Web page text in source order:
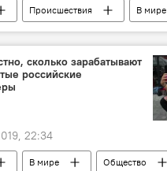
Происшествия
В мире
сколько зарабатывают
российские
22:34
В мире
Общество